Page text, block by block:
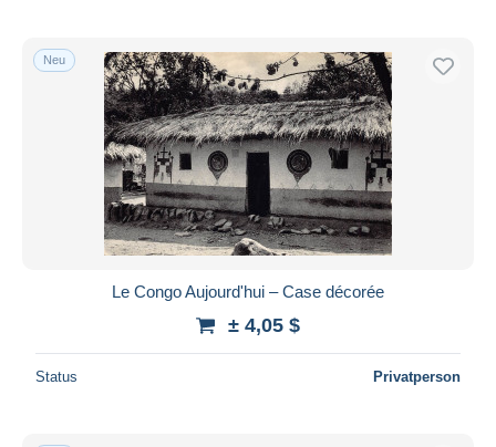
Neu
Le Congo Aujourd'hui – Case décorée
± 4,05 $
Status Privatperson